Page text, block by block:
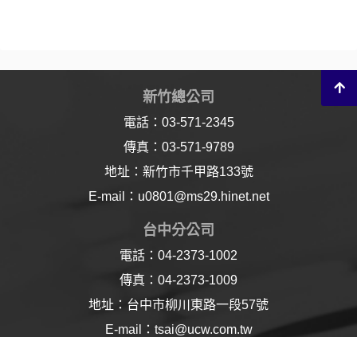
新竹總公司
電話：03-571-2345
傳真：03-571-9789
地址：新竹市千甲路133號
E-mail：u0801@ms29.hinet.net
台中分公司
電話：04-2373-1002
傳真：04-2373-1009
地址：台中市柳川東路一段57號
E-mail：tsai@ucw.com.tw